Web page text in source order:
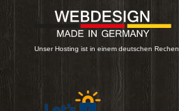
Unser Hosting ist in einem deutschen